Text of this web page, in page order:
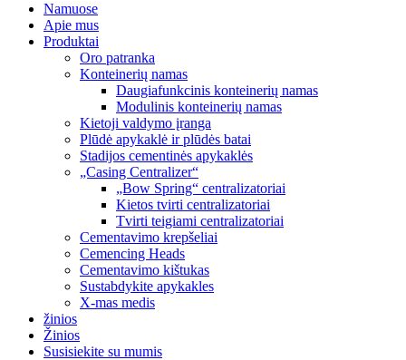
Namuose
Apie mus
Produktai
Oro patranka
Konteinerių namas
Daugiafunkcinis konteinerių namas
Modulinis konteinerių namas
Kietoji valdymo įranga
Plūdė apykaklė ir plūdės batai
Stadijos cementinės apykaklės
„Casing Centralizer“
„Bow Spring“ centralizatoriai
Kietos tvirti centralizatoriai
Tvirti teigiami centralizatoriai
Cementavimo krepšeliai
Cemencing Heads
Cementavimo kištukas
Sustabdykite apykakles
X-mas medis
žinios
Žinios
Susisiekite su mumis